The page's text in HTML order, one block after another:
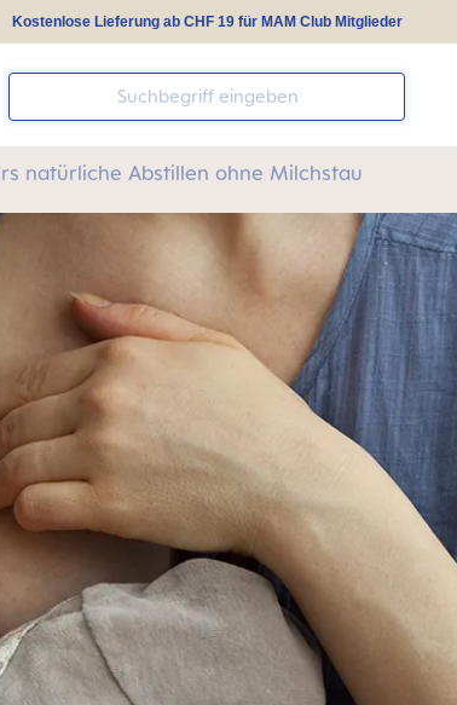
Kostenlose Lieferung ab CHF 19 für MAM Club Mitglieder
natürliche Abstillen ohne Milchstau